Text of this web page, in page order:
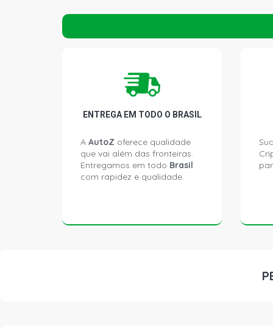
ENTREGA EM TODO O BRASIL
A AutoZ oferece qualidade
que vai além das fronteiras.
Entregamos em todo Brasil
com rapidez e qualidade.